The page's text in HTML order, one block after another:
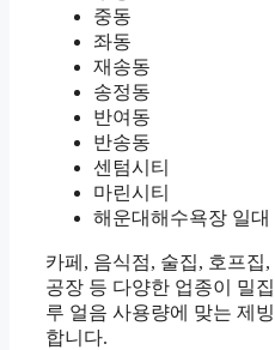
중동
좌동
재송동
송정동
반여동
반송동
센텀시티
마린시티
해운대해수욕장 일대
카페, 음식점, 술집, 호프집
공장 등 다양한 업종이 밀
루 얼음 사용량에 맞는 제
합니다.